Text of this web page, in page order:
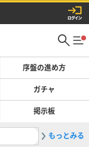
序盤の進め方
ガチャ
掲示板
2杜若（
もっとみる